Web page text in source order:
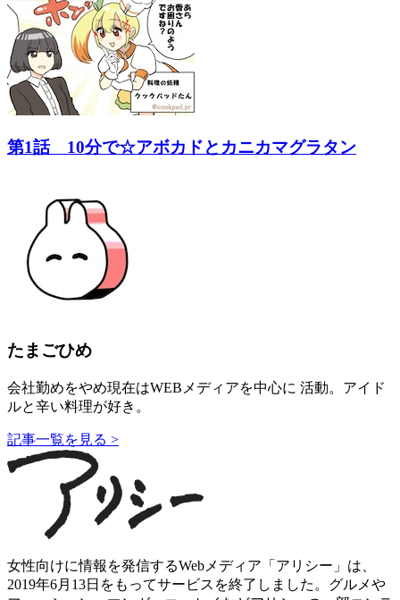
第1話 10分で☆アボカドとカニカマグラタン
たまごひめ
会社勤めをやめ現在はWEBメディアを中心に 活動。アイド
ルと辛い料理が好き。
記事一覧を見る >
女性向けに情報を発信するWebメディア「アリシー」は、
2019年6月13日をもってサービスを終了しました。グルメや